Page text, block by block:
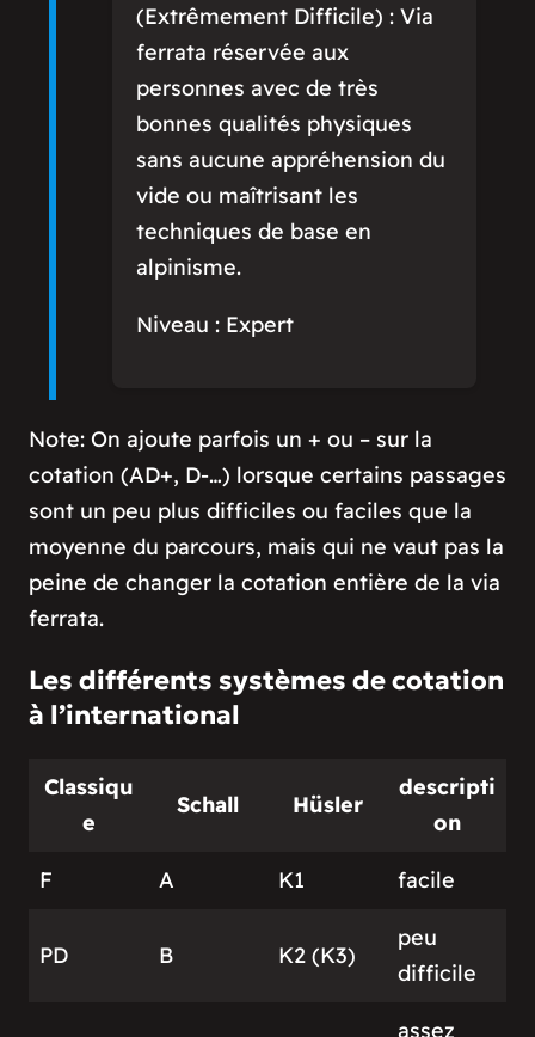
(Extrêmement Difficile) : Via
ferrata réservée aux
personnes avec de très
bonnes qualités physiques
sans aucune appréhension du
vide ou maîtrisant les
techniques de base en
alpinisme.
Niveau : Expert
Note: On ajoute parfois un + ou – sur la
cotation (AD+, D-…) lorsque certains passages
sont un peu plus difficiles ou faciles que la
moyenne du parcours, mais qui ne vaut pas la
peine de changer la cotation entière de la via
ferrata.
Les différents systèmes de cotation
à l’international
Classiqu
e
Schall Hüsler
descripti
on
F A K1 facile
PD B K2 (K3)
peu
difficile
assez